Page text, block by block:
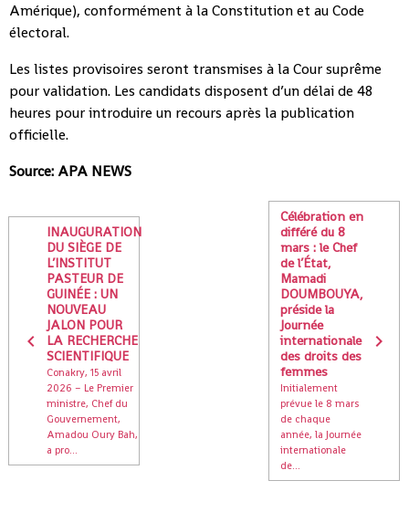
Amérique), conformément à la Constitution et au Code
électoral.
Les listes provisoires seront transmises à la Cour suprême
pour validation. Les candidats disposent d’un délai de 48
heures pour introduire un recours après la publication
officielle.
Source: APA NEWS
INAUGURATION
DU SIÈGE DE
L’INSTITUT
PASTEUR DE
GUINÉE : UN
NOUVEAU
JALON POUR
LA RECHERCHE
SCIENTIFIQUE
Conakry, 15 avril
2026 – Le Premier
ministre, Chef du
Gouvernement,
Amadou Oury Bah,
a pro...
Célébration en
différé du 8
mars : le Chef
de l’État,
Mamadi
DOUMBOUYA,
préside la
Journée
internationale
des droits des
femmes
Initialement
prévue le 8 mars
de chaque
année, la Journée
internationale
de...